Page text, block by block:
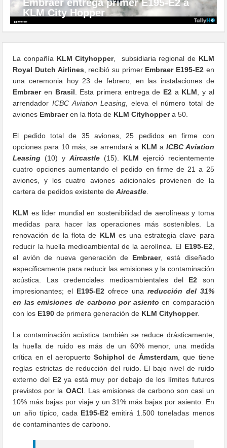
Embraer entrega primer E195-E2 a
KLM City Hopper
La conpañía KLM Cityhopper, subsidiaria regional de KLM
Royal Dutch Airlines , recibió su primer Embraer E195-E2en
una ceremonia hoy 23 de febrero, en las instalaciones de
Embraeren Brasil . Esta primera entrega de E2a KLM , y al
arrendadorICBC Aviation Leasing , eleva el número total de
aviones Embraeren la flota de KLM Cityhoppera 50.
El pedido total de 35 aviones, 25 pedidos en firme con
opciones para 10 más, se arrendará a KLM a ICBC Aviation
Leasing (10) yAircastle (15). KLM ejerció recientemente
cuatro opciones aumentando el pedido en firme de 21 a 25
aviones, y los cuatro aviones adicionales provienen de la
cartera de pedidos existente deAircastle
KLM es líder mundial en sostenibilidad de aerolíneas y toma
medidas para hacer las operaciones más sostenibles. La
renovación de la flota de KLM es una estrategia clave para
reducir la huella medioambiental de la aerolínea. El E195-E2,
el avión de nueva generación de Embraer, está diseñado
específicamente para reducir las emisiones y la contaminación
acústica. Las credenciales medioambientales del E2 son
impresionantes; el E195-E2 ofrece una reducción del 31%
en las emisiones de carbono por asiento en comparación
con los E190 de primera generación de KLM Cityhopper.
La contaminación acústica también se reduce drásticamente;
la huella de ruido es más de un 60% menor, una medida
crítica en el aeropuerto Schiphol deÁmsterdam , que tiene
reglas estrictas de reducción del ruido. El bajo nivel de ruido
externo del E2ya está muy por debajo de los límites futuros
previstos por la OACI . Las emisiones de carbono son casi un
10% más bajas por viaje y un 31% más bajas por asiento. En
un año típico, cada E195-E2 emitirá 1.500 toneladas menos
de contaminantes de carbono.